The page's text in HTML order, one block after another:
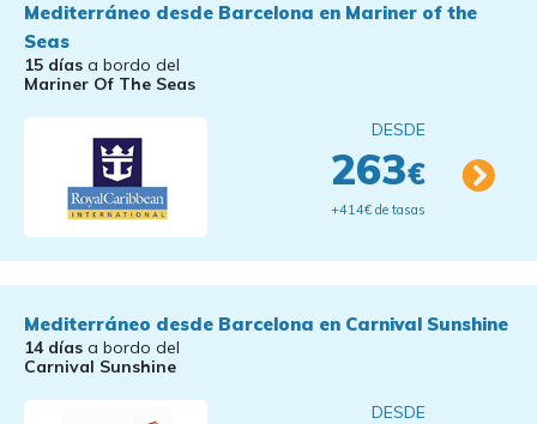
Mediterráneo desde Barcelona en Mariner of the
Seas
15 días a bordo del
Mariner Of The Seas
DESDE
263€
+414€ de tasas
Mediterráneo desde Barcelona en Carnival Sunshine
14 días a bordo del
Carnival Sunshine
DESDE